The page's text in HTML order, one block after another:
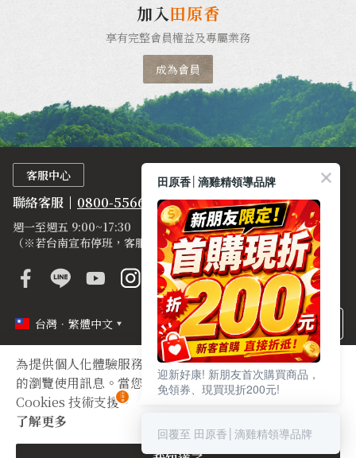
為提供個人化體驗服務，本網站使用 Cookies 記錄存取您
的瀏覽使用訊息。當您使用本網站，即表示您同意
Cookies 技術支援。
了解更多
加入田原香
享有完整會員權益及專屬業務
成為會員
客服中心
聯絡客服 0800-556677
週一至週五 9:00~17:30
（※若台南宣布停班，客服及出貨皆暫停）
台灣．繁體中文
定型化契約 隱私權聲明
登錄字號
Copyright © 2012 TIAN YUAN XIANG All right reserved.
田原香│滴雞精領導品牌
迎新好康! 新朋友首次購買商品，
免領券、現買現折200元!
回覆至 田原香│滴雞精領導品牌